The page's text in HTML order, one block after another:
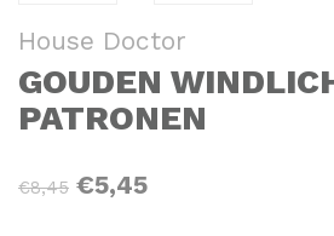
House Doctor
GOUDEN
PATRONEN
€8,45 €5,45